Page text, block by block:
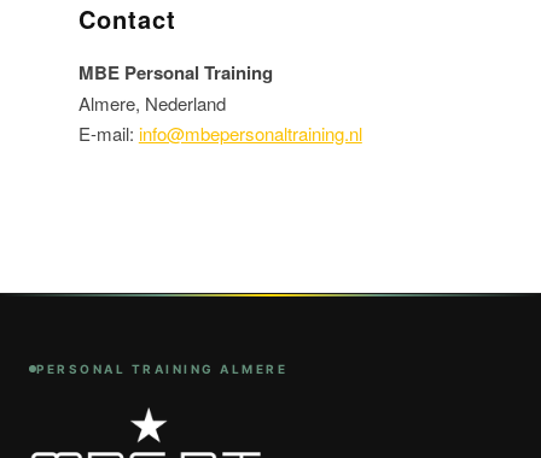
Contact
MBE Personal Training
Almere, Nederland
E-mail: info@mbepersonaltraining.nl
PERSONAL TRAINING ALMERE